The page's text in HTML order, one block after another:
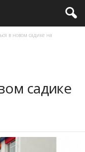
в новом садике на
садике